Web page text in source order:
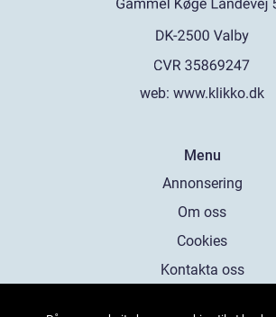
web: www.klikko.dk
Menu
Annonsering
Om oss
Cookies
Kontakta oss